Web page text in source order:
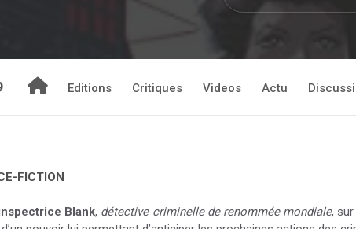
Editions Critiques Videos Actu
FICTION
Blank, détective criminelle de renommée mondiale,